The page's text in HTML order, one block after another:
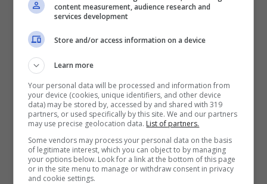
Noi cosa possiamo fare?
Capire cosa possa fare l’uomo
losqualobianco “è una domanda da un
milione di dollari”, specifica Stefano Moro
del WWF aggiungendo:“Si tratta di un
argomento estremamente complesso.
Esistono delle misure di tutela sia a livello
content measurement, audience research and
services development
Store and/or access information on a device
Learn more
Your personal data will be processed and information from
your device (cookies, unique identifiers, and other device
data) may be stored by, accessed by and shared with 319
partners, or used specifically by this site. We and our partners
may use precise geolocation data. List of partners.
Some vendors may process your personal data on the basis
of legitimate interest, which you can object to by managing
your options below. Look for a link at the bottom of this page
or in the site menu to manage or withdraw consent in privacy
and cookie settings.